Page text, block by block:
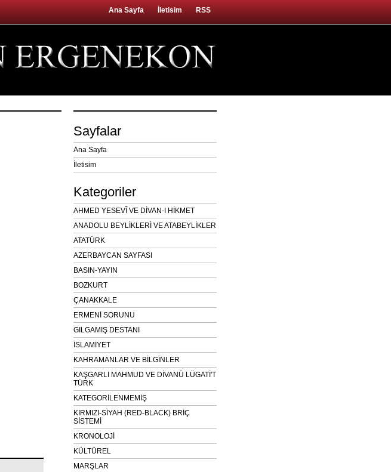
Ana Sayfa İletisim RSS
Sayfalar
Ana Sayfa
İletisim
Kategoriler
AHMED YESEVÎ VE DİVAN-I HİKMET
ANADOLU BEYLİKLERİ VE ATABEYLİKLER
ATATÜRK
AZERBAYCAN SAYFASI
BASIN-YAYIN
BOZKURT
ÇANAKKALE
ERMENİ SORUNU
GILGAMIŞ DESTANI
İSLAMİYET
KAHRAMANLAR VE BİLGİNLER
KAŞGARLI MAHMUD VE DİVANÜ LÜGATİ'T
TÜRK
KATEGORİLENMEMİŞ
KIRMIZI-SİYAH (RED-BLACK) BRİÇ
SİSTEMİ
KRONOLOJİ
KÜLTÜREL
MARŞLAR